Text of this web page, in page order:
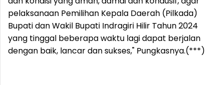
pelaksanaan Pemilihan Kepala Daerah (Pilkada)
Bupati dan Wakil Bupati Indragiri Hilir Tahun 2024
yang tinggal beberapa waktu lagi dapat berjalan
dengan baik, lancar dan sukses," Pungkasnya.(***)